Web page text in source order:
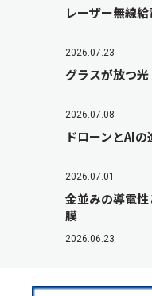
レーザー無線
2026.07.23
グラスが放つ光
2026.07.08
ドローンとAI
2026.07.01
金並みの導電
膜
2026.06.23